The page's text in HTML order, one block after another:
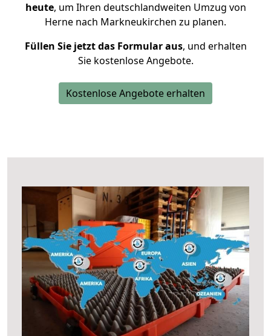
heute, um Ihren deutschlandweiten Umzug von
Herne nach Markneukirchen zu planen.
Füllen Sie jetzt das Formular aus, und erhalten
Sie kostenlose Angebote.
Kostenlose Angebote erhalten